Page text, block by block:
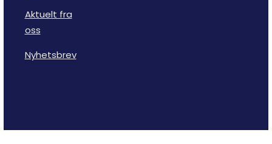
Aktuelt fra
oss
Nyhetsbrev